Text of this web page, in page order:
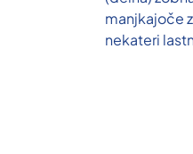
manjkajoče
nekateri